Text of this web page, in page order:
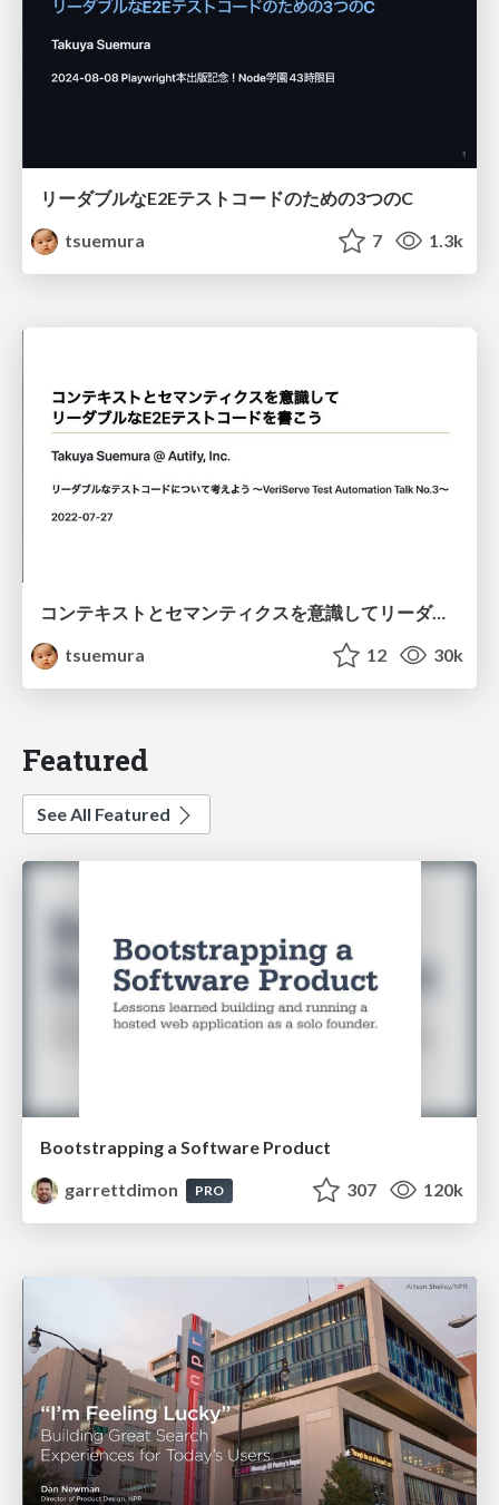
リーダブルなE2Eテストコードのための3つのC
tsuemura
7 1.3k
コンテキストとセマンティクスを意識してリーダブルなE2Eテストコードを書こう
tsuemura
12 30k
Featured
See All Featured
Bootstrapping a Software Product
garrettdimon
PRO 307 120k